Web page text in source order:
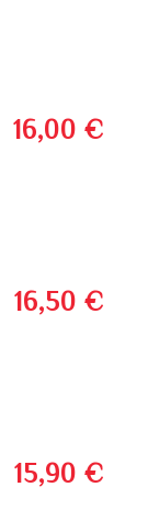
16,00 €
16,50 €
15,90 €